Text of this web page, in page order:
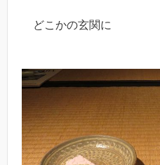
どこかの玄関に